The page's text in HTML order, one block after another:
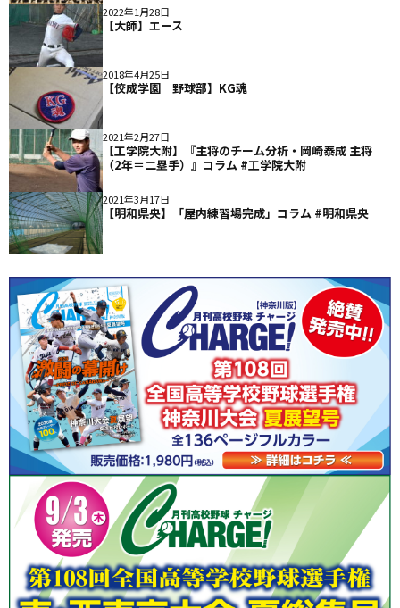
2022年1月28日
【大師】エース
2018年4月25日
【佼成学園 野球部】KG魂
2021年2月27日
【工学院大附】『主将のチーム分析・岡崎泰成 主将
（2年＝二塁手）』コラム #工学院大附
2021年3月17日
【明和県央】「屋内練習場完成」コラム #明和県央